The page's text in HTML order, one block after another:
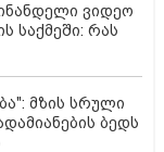
ვიდეო
საქმეში: რას
მზის სრული
ბედს